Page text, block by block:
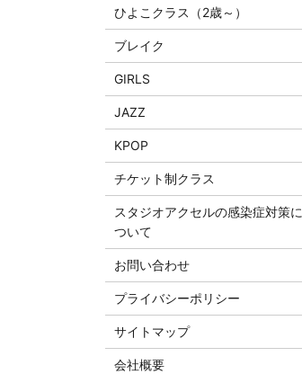
ひよこクラス（2歳～）
ブレイク
GIRLS
JAZZ
KPOP
チケット制クラス
スタジオアクセルの感染症対策に
ついて
お問い合わせ
プライバシーポリシー
サイトマップ
会社概要